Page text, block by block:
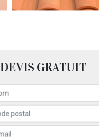
DEVIS GRATUIT